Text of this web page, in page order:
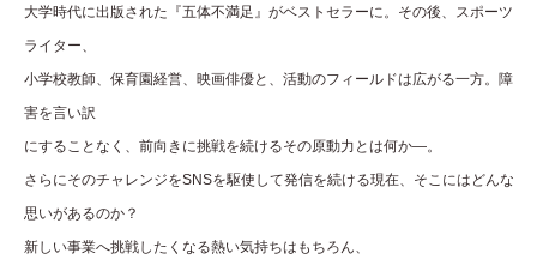
大学時代に出版された『五体不満足』がベストセラーに。その後、スポーツ
ライター、
小学校教師、保育園経営、映画俳優と、活動のフィールドは広がる一方。障
害を言い訳
にすることなく、前向きに挑戦を続けるその原動力とは何か―。
さらにそのチャレンジをSNSを駆使して発信を続ける現在、そこにはどんな
思いがあるのか？
新しい事業へ挑戦したくなる熱い気持ちはもちろん、